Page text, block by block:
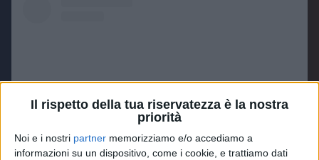
Il rispetto della tua riservatezza è la nostra
priorità
Noi e i nostri partner memorizziamo e/o accediamo a
informazioni su un dispositivo, come i cookie, e trattiamo dati